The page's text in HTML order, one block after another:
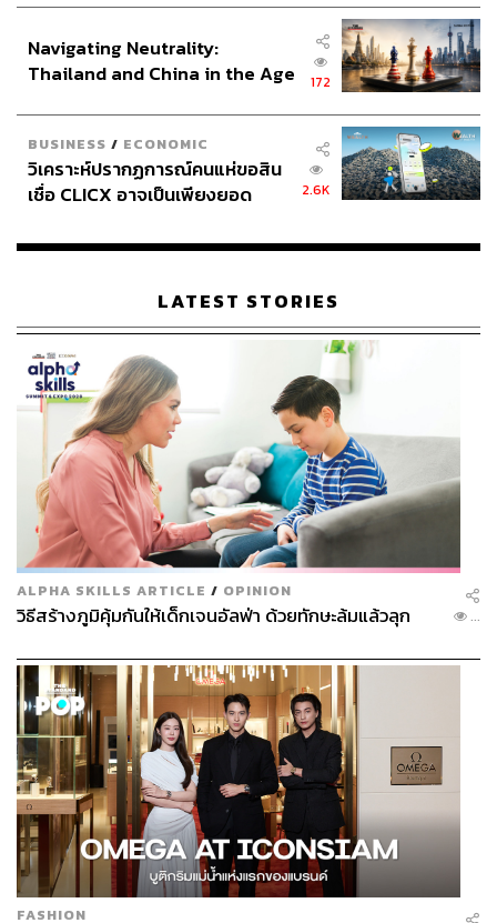
Navigating Neutrality:
Thailand and China in the Age
172
BUSINESS / ECONOMIC
วิเคราะห์ปรากฏการณ์คนแห่ขอสิน
เชื่อ CLICX อาจเป็นเพียงยอด
เรือนไทยที่ถูกซุกไว้
2.6K
LATEST STORIES
ALPHA SKILLS ARTICLE / OPINION
วิธีสร้างภูมิคุ้มกันให้เด็กเจนอัลฟ่า ด้วยทักษะล้มแล้วลุก ...
FASHION